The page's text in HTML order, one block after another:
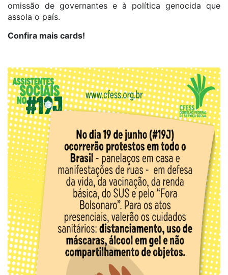
omissão de governantes e à política genocida que
assola o país.
Confira mais cards!